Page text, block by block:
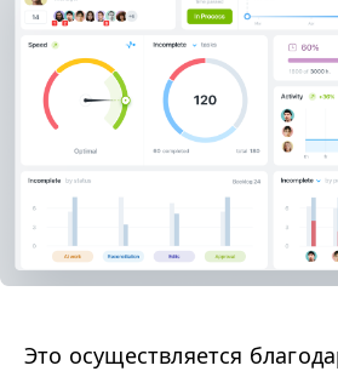
Это осуществляется